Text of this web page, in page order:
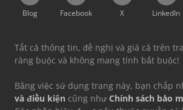
Blog Facebook X LinkedIn
Tất cả thông tin, đề nghị và giá cả trên
ràng buộc và không mang tính bắt buộc!
Bằng việc sử dụng trang này, bạn chấp
và điều kiện cũng như Chính sách bảo